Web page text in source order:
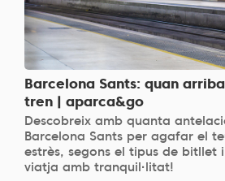
Barcelona Sants: quan
tren | aparca&go
Descobreix amb quanta
Barcelona Sants per agafar el
estrès, segons el tipus de bitllet
viatja amb tranquil·litat!